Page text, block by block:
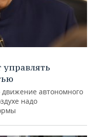
автономного
надо